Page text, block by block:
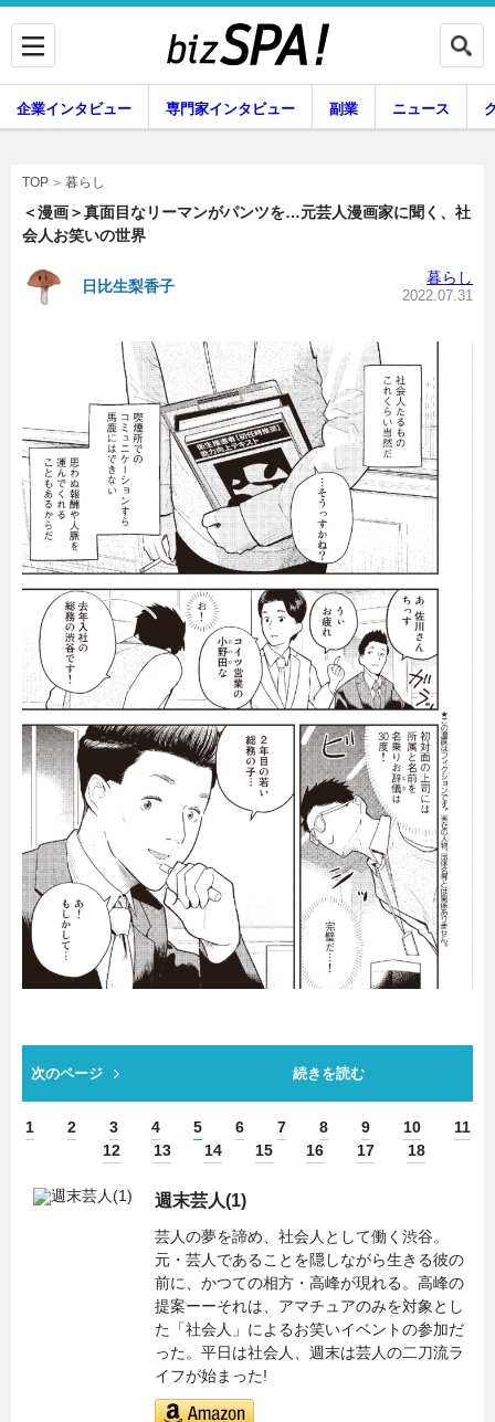
専門家インタビュー
副業 ニュース
グルメ スキル
暮らし エンタメ
連載一覧
企業インタビュー 専門家インタビュー 副業 ニュース
TOP 暮らし
＜漫画＞真面目なリーマンがパンツを…元芸人漫画家に聞く、社
会人お笑いの世界
日比生梨香子 暮らし
2022.07.31
次のページ 続きを読む
1 2 3 4 5 6 7 8 9 10
11
12
13 14 15 16 17 18
週末芸人(1)
芸人の夢を諦め、社会人として働く渋谷。
元・芸人であることを隠しながら生きる彼の
前に、かつての相方・高峰が現れる。高峰の
提案ーーそれは、アマチュアのみを対象とし
た「社会人」によるお笑いイベントの参加だ
った。平日は社会人、週末は芸人の二刀流ラ
イフが始まった!